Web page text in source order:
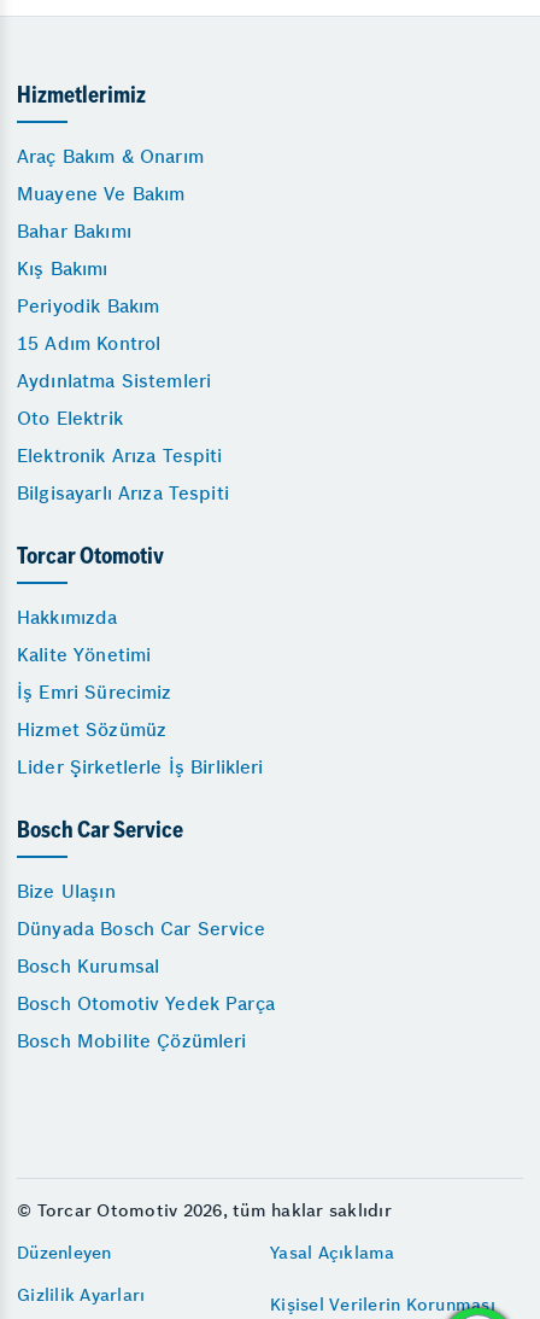
Hizmetlerimiz
Araç Bakım & Onarım
Muayene Ve Bakım
Bahar Bakımı
Kış Bakımı
Periyodik Bakım
15 Adım Kontrol
Aydınlatma Sistemleri
Oto Elektrik
Elektronik Arıza Tespiti
Bilgisayarlı Arıza Tespiti
Torcar Otomotiv
Hakkımızda
Kalite Yönetimi
İş Emri Sürecimiz
Hizmet Sözümüz
Lider Şirketlerle İş Birlikleri
Bosch Car Service
Bize Ulaşın
Dünyada Bosch Car Service
Bosch Kurumsal
Bosch Otomotiv Yedek Parça
Bosch Mobilite Çözümleri
© Torcar Otomotiv 2026, tüm haklar saklıdır
Düzenleyen
Yasal Açıklama
Gizlilik Ayarları
Kişisel Verilerin Korunması